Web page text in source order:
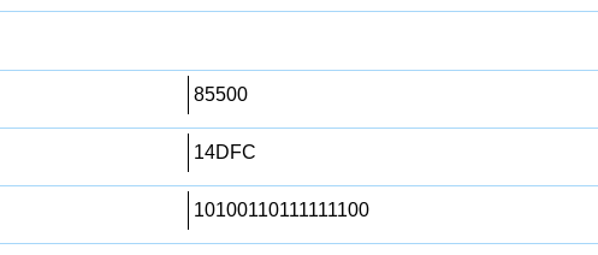
85500
14DFC
10100110111111100